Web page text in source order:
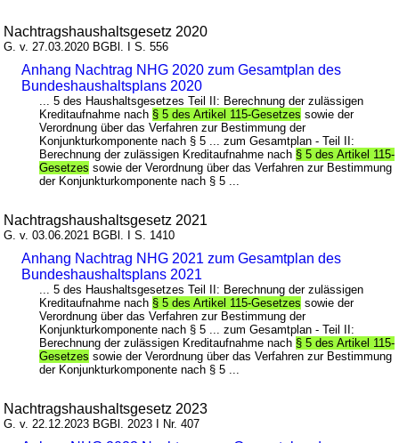
Nachtragshaushaltsgesetz 2020
G. v. 27.03.2020 BGBl. I S. 556
Anhang Nachtrag NHG 2020 zum Gesamtplan des
Bundeshaushaltsplans 2020
... 5 des Haushaltsgesetzes Teil II: Berechnung der zulässigen
Kreditaufnahme nach § 5 des Artikel 115-Gesetzes sowie der
Verordnung über das Verfahren zur Bestimmung der
Konjunkturkomponente nach § 5 ... zum Gesamtplan - Teil II:
Berechnung der zulässigen Kreditaufnahme nach § 5 des Artikel 115-
Gesetzes sowie der Verordnung über das Verfahren zur Bestimmung
der Konjunkturkomponente nach § 5 ...
Nachtragshaushaltsgesetz 2021
G. v. 03.06.2021 BGBl. I S. 1410
Anhang Nachtrag NHG 2021 zum Gesamtplan des
Bundeshaushaltsplans 2021
... 5 des Haushaltsgesetzes Teil II: Berechnung der zulässigen
Kreditaufnahme nach § 5 des Artikel 115-Gesetzes sowie der
Verordnung über das Verfahren zur Bestimmung der
Konjunkturkomponente nach § 5 ... zum Gesamtplan - Teil II:
Berechnung der zulässigen Kreditaufnahme nach § 5 des Artikel 115-
Gesetzes sowie der Verordnung über das Verfahren zur Bestimmung
der Konjunkturkomponente nach § 5 ...
Nachtragshaushaltsgesetz 2023
G. v. 22.12.2023 BGBl. 2023 I Nr. 407